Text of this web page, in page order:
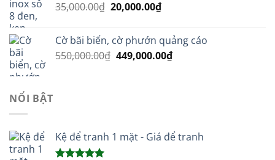
210,000.00₫.
35,000.00₫ Giá
35,000.00₫.
20,000.00₫Giá
là:
20,000.00₫.
Cờ bãi biển, cờ phướn quảng cáo
550,000.00₫ Giá
449,000.00₫Giá
NỔI BẬT
Kệ để tranh 1 mặt - Giá để tranh